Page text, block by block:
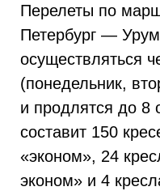
Перелеты по
Петербург —
осуществляться
(понедельник,
и продлятся до 8
составит 150
«эконом», 24
эконом» и 4